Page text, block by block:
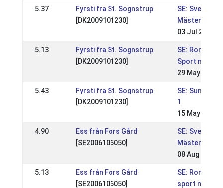
5.37
Fyrsti fra St. Sognstrup
[DK2009101230]
SE: Svenska
03 Jul 2022
5.13
Fyrsti fra St. Sognstrup
[DK2009101230]
SE: Rommeis
Sport nivå 1
29 May 2022
5.43
Fyrsti fra St. Sognstrup
[DK2009101230]
SE:
1
15 May 2022
4.90
Ess från Fors Gård
[SE2006106050]
SE: Svenska
08 Aug 2021
5.13
Ess från Fors Gård
[SE2006106050]
SE: Rommeis
sport nivå 2 &